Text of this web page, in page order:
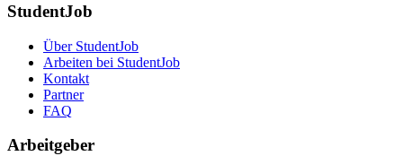
StudentJob
Über StudentJob
Arbeiten bei StudentJob
Kontakt
Partner
FAQ
Arbeitgeber